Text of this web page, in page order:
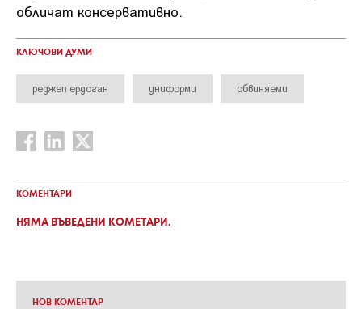
обличат консервативно.
КЛЮЧОВИ ДУМИ
реджеп ердоган униформи обвиняеми
КОМЕНТАРИ
НЯМА ВЪВЕДЕНИ КОМЕТАРИ.
НОВ КОМЕНТАР